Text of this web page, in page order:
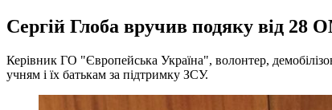
Сергій Глоба вручив подяку від 28
Керівник ГО "Європейська Україна", волонтер,
учням і їх батькам за підтримку ЗСУ.